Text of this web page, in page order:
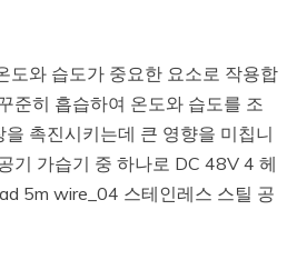
도와 습도가 중요한 요소로 작용합
준히 흡습하여 온도와 습도를 조
촉진시키는데 큰 영향을 미칩니
기 가습기 중 하나로 DC 48V 4 헤
5m wire_04 스테인레스 스틸 공